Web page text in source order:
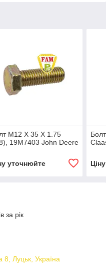
M12 X 35 X 1.75
19M7403 John Deere
уточнюйте
за рік
8, Луцьк, Україна